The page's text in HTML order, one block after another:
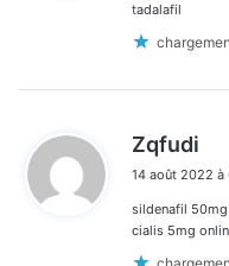
tadalafil
Zqfudi
t
:
14 août 2022 à
sildenafil
cialis 5mg